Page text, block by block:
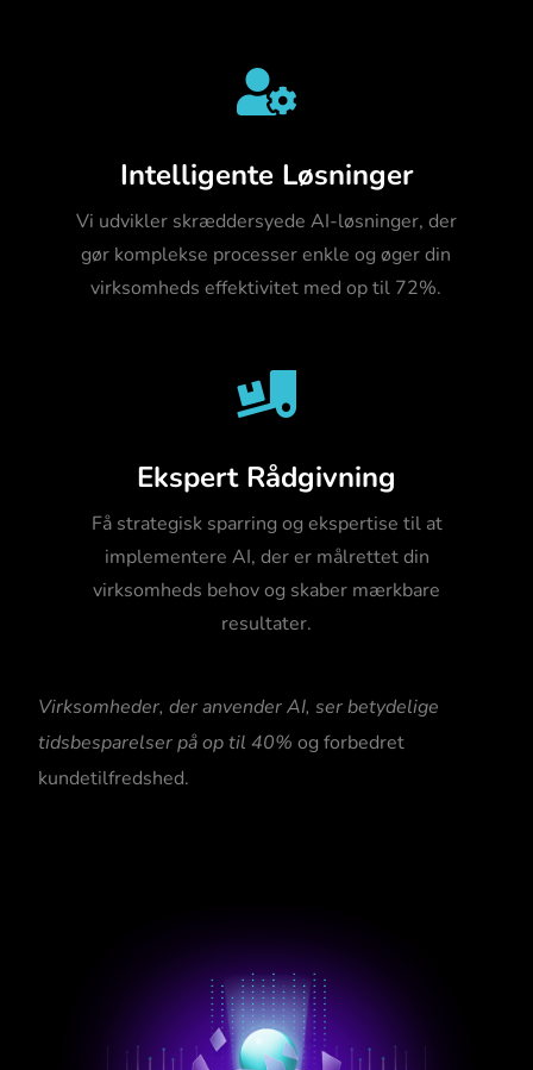

Intelligente Løsninger
Vi udvikler skræddersyede AI-løsninger, der
gør komplekse processer enkle og øger din
virksomheds effektivitet med op til 72%.

Ekspert Rådgivning
Få strategisk sparring og ekspertise til at
implementere AI, der er målrettet din
virksomheds behov og skaber mærkbare
resultater.
Virksomheder, der anvender AI, ser betydelige
tidsbesparelser på op til 40%og forbedret
kundetilfredshed.